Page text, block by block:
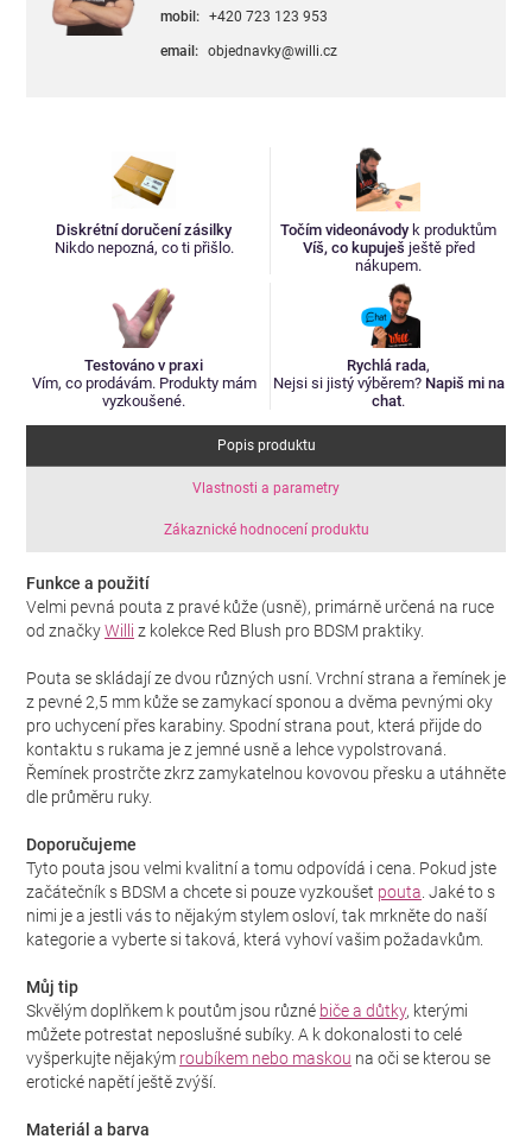
mobil: +420 723 123 953
email: objednavky@willi.cz
Diskrétní doručení zásilky
Nikdo nepozná, co ti přišlo.
Točím videonávody k produktům
Víš, co kupuješ ještě před
nákupem.
Testováno v praxi
Vím, co prodávám. Produkty mám
vyzkoušené.
Rychlá rada,
Nejsi si jistý výběrem? Napiš mi na
chat.
Popis produktu
Vlastnosti a parametry
Zákaznické hodnocení produktu
Funkce a použití
Velmi pevná pouta z pravé kůže (usně), primárně určená na ruce
od značkyWilli z kolekce Red Blush pro BDSM praktiky.
Pouta se skládají ze dvou různých usní. Vrchní strana a řemínek je
z pevné 2,5 mm kůže se zamykací sponou a dvěma pevnými oky
pro uchycení přes karabiny. Spodní strana pout, která přijde do
kontaktu s rukama je z jemné usně a lehce vypolstrovaná.
Řemínek prostrčte zkrz zamykatelnou kovovou přesku a utáhněte
dle průměru ruky.
Doporučujeme
Tyto pouta jsou velmi kvalitní a tomu odpovídá i cena. Pokud jste
začátečník s BDSM a chcete si pouze vyzkoušet pouta. Jaké to s
nimi je a jestli vás to nějakým stylem osloví, tak mrkněte do naší
kategorie a vyberte si taková, která vyhoví vašim požadavkům.
Můj tip
Skvělým doplňkem k poutům jsou různé biče a důtky, kterými
můžete potrestat neposlušné subíky. A k dokonalosti to celé
vyšperkujte nějakým roubíkem nebo maskou na oči se kterou se
erotické napětí ještě zvýší.
Materiál a barva